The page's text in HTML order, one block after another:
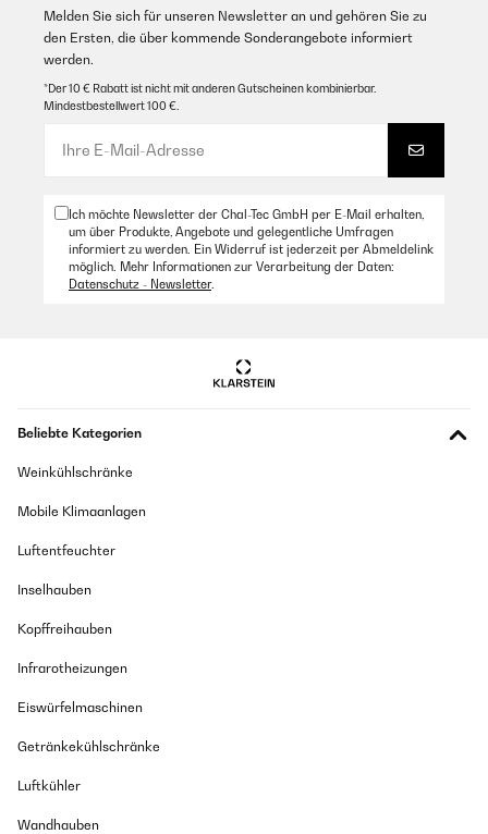
me gusta mucho
Amazon Benutzer – Bewertung durch Chal-Tec GmbH nicht
eigenständig überprüft
Übersetzen
Melden Sie sich für unseren Newsletter an und gehören Sie zu
den Ersten, die über kommende Sonderangebote informiert
werden.
*Der 10 € Rabatt ist nicht mit anderen Gutscheinen kombinierbar.
Mindestbestellwert 100 €.
Ich möchte Newsletter der Chal-Tec GmbH per E-Mail erhalten,
um über Produkte, Angebote und gelegentliche Umfragen
informiert zu werden. Ein Widerruf ist jederzeit per Abmeldelink
möglich. Mehr Informationen zur Verarbeitung der Daten:
Datenschutz - Newsletter.
Beliebte Kategorien
Weinkühlschränke
Mobile Klimaanlagen
Luftentfeuchter
Inselhauben
Kopffreihauben
Infrarotheizungen
Eiswürfelmaschinen
Getränkekühlschränke
Luftkühler
Wandhauben